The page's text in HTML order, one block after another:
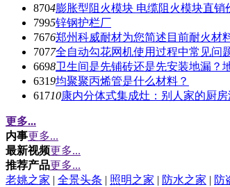
8704膨胀型阻火模块 电缆阻火模块直销
7995锌钢护栏厂
7676郑州科威耐材为您简述目前耐火材
7077全自动勾花网机使用过程中常见问
6698卫生间是先铺砖还是先安装地漏？
6319均聚聚丙烯管是什么材料？
61710康内分体式集成灶：别人家的厨
更多...
内事更多...
最新视频更多...
推荐产品更多...
老姚之家 | 全景头条 | 照明之家 | 防水之家 | 防